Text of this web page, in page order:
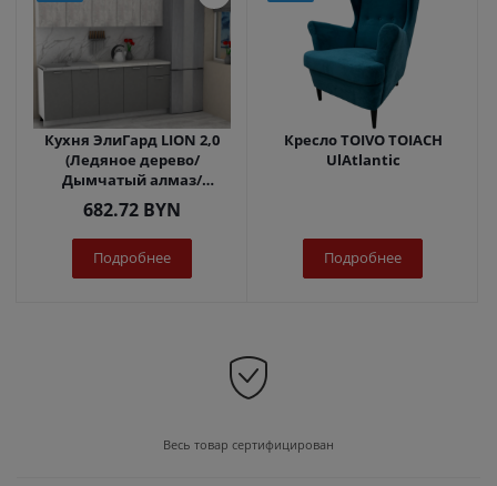
Кухня ЭлиГард LION 2,0
(Ледяное дерево/
Дымчатый алмаз/
Королевский опал)
682.72 BYN
Подробнее
Кресло TOIVO TOIACH
UlAtlantic
Подробнее
Весь товар сертифицирован